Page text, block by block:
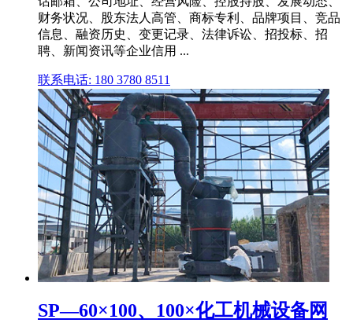
财务状况、股东法人高管、商标专利、品牌项目、竞品
信息、融资历史、变更记录、法律诉讼、招投标、招
聘、新闻资讯等企业信用 ...
联系电话: 180 3780 8511
SP—60×100、100×化工机械设备网